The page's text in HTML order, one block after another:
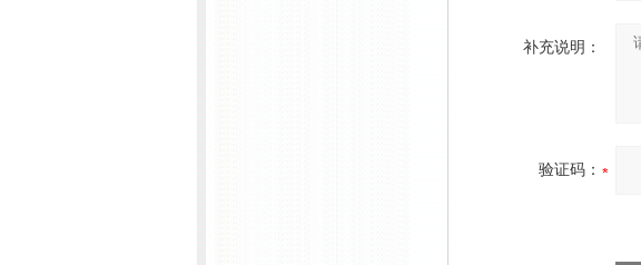
补充说明：
验证码：